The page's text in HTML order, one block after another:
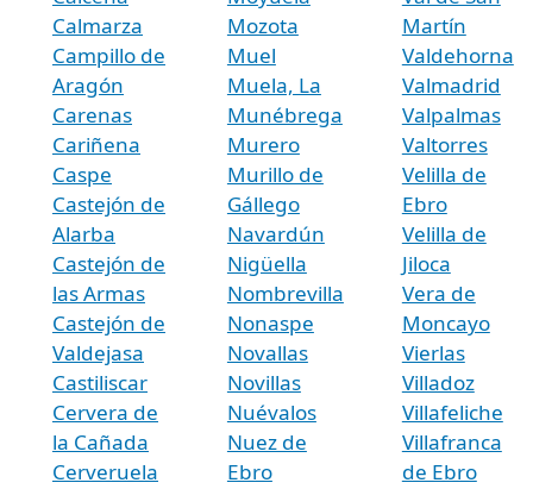
Calmarza
Campillo de
Aragón
Carenas
Cariñena
Caspe
Castejón de
Alarba
Castejón de
las Armas
Castejón de
Valdejasa
Castiliscar
Cervera de
la Cañada
Cerveruela
Mozota
Muel
Muela, La
Munébrega
Murero
Murillo de
Gállego
Navardún
Nigüella
Nombrevilla
Nonaspe
Novallas
Novillas
Nuévalos
Nuez de
Ebro
Martín
Valdehorna
Valmadrid
Valpalmas
Valtorres
Velilla de
Ebro
Velilla de
Jiloca
Vera de
Moncayo
Vierlas
Villadoz
Villafeliche
Villafranca
de Ebro